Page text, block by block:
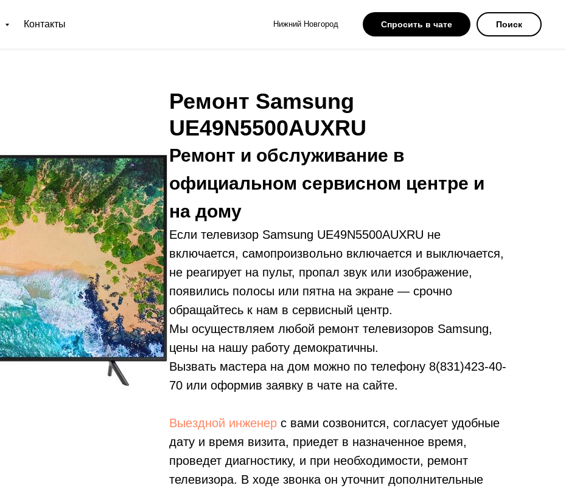
Контакты Нижний Новгород Спросить в чате Поиск
Ремонт Samsung
UE49N5500AUXRU
Ремонт и обслуживание в
официальном сервисном центре и
на дому
Если телевизор Samsung UE49N5500AUXRU не
включается, самопроизвольно включается и выключается,
не реагирует на пульт, пропал звук или изображение,
появились полосы или пятна на экране — срочно
обращайтесь к нам в сервисный центр.
Мы осуществляем любой ремонт телевизоров Samsung,
цены на нашу работу демократичны.
Вызвать мастера на дом можно по телефону 8(831)423-40-
70 или оформив заявку в чате на сайте.
Выездной инженер с вами созвонится, согласует удобные
дату и время визита, приедет в назначенное время,
проведет диагностику, и при необходимости, ремонт
телевизора. В ходе звонка он уточнит дополнительные